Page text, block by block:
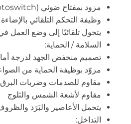
مزود بمفتاح ضوئي (Photoswitch)
وظيفة التحكم التلقائي بالإضاءة
يتحول تلقائيًا إلى وضع العمل
السلامة / الحماية:
تصميم منخفض الجهد لدرجة
مزوّد بوظيفة الحماية من
مقاوم للصدمات وضربات البرق
مقاوم لأشعة الشمس والثلوج
يتحمل الأعاصير والبَرَد
التداخل: